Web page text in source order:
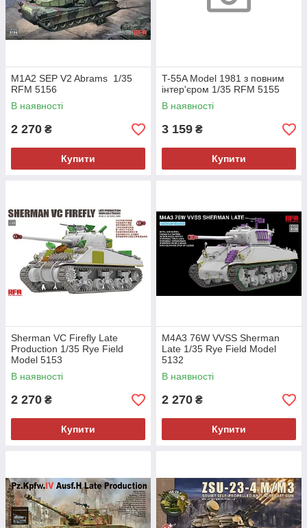
M1A2 SEP V2 Abrams 1/35
RFM 5156
В наявності
2 270 ₴
Купити
T-55A Model 1981 з повним
інтер'єром 1/35 RFM 5155
В наявності
3 159 ₴
Купити
Sherman VC Firefly Late
Production 1/35 Rye Field
Model 5153
В наявності
2 270 ₴
Купити
M4A3 76W VVSS Sherman
Late 1/35 Rye Field Model
5132
В наявності
2 270 ₴
Купити